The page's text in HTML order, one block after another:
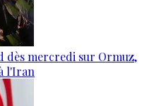
dès mercredi sur Ormuz,
l'Iran